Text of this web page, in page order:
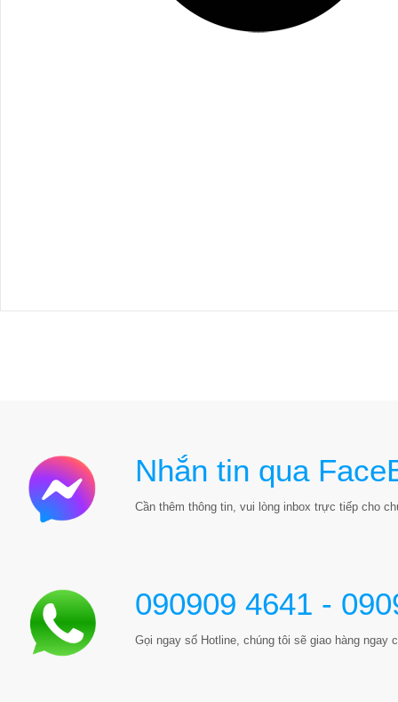
Nhắn tin qua
Cần thêm thông tin, vui lòng inbox trực tiếp cho
090909 4641 -
Gọi ngay số Hotline, chúng tôi sẽ giao hàng ngay